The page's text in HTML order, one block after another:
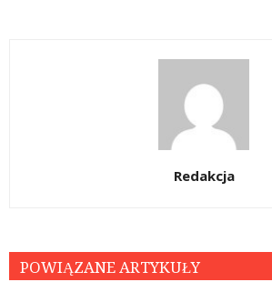
Redakcja
POWIĄZANE ARTYKUŁY